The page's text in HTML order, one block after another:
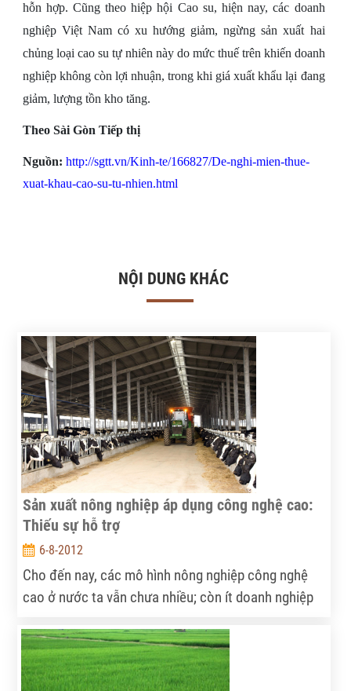
hỗn hợp. Cũng theo hiệp hội Cao su, hiện nay, các doanh
nghiệp Việt Nam có xu hướng giảm, ngừng sản xuất hai
chủng loại cao su tự nhiên này do mức thuế trên khiến doanh
nghiệp không còn lợi nhuận, trong khi giá xuất khẩu lại đang
giảm, lượng tồn kho tăng.
Theo Sài Gòn Tiếp thị
Nguồn: http://sgtt.vn/Kinh-te/166827/De-nghi-mien-thue-
xuat-khau-cao-su-tu-nhien.html
NỘI DUNG KHÁC
Sản xuất nông nghiệp áp dụng công nghệ cao:
Thiếu sự hỗ trợ
6-8-2012
Cho đến nay, các mô hình nông nghiệp công nghệ
cao ở nước ta vẫn chưa nhiều; còn ít doanh nghiệp
chưa đi vào thực tiễn...